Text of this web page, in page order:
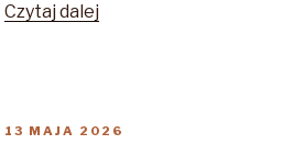
Czytaj dalej
OPUBLIKOWANE
13 MAJA 2026